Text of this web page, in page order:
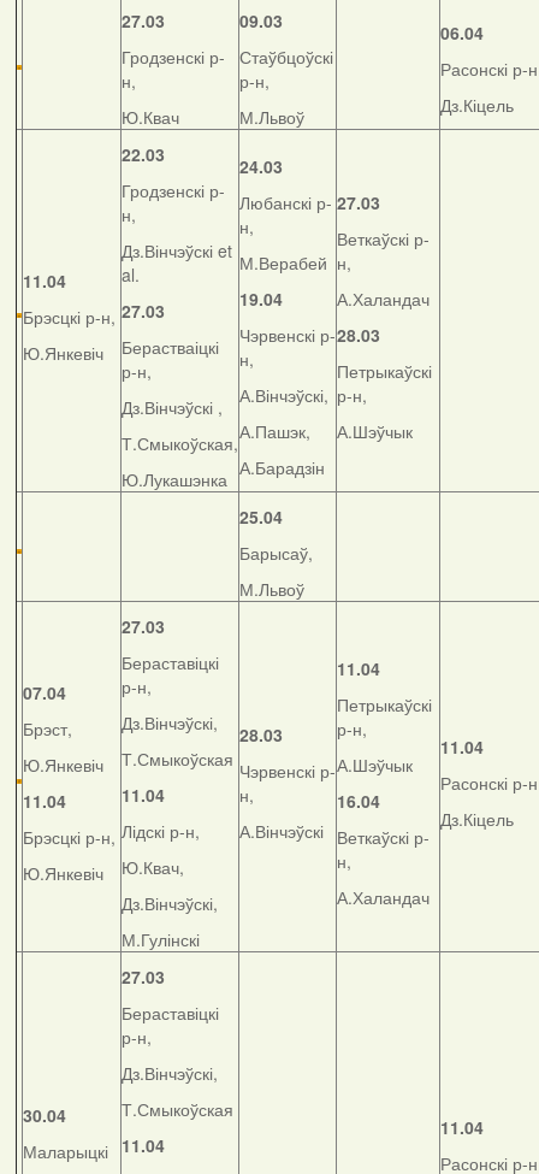
27.03
Гродзенскі р-
н,
Ю.Квач
09.03
Стаўбцоўскі
р-н,
М.Львоў
06.04
Расонскі р-
Дз.Кіцель
11.04
Брэсцкі р-н,
Ю.Янкевіч
22.03
Гродзенскі р-
н,
Дз.Вінчэўскі et
al.
27.03
Берастваіцкі
р-н,
Дз.Вінчэўскі ,
Т.Смыкоўская,
Ю.Лукашэнка
24.03
Любанскі р-
н,
М.Верабей
19.04
Чэрвенскі р-
н,
А.Вінчэўскі,
А.Пашэк,
А.Барадзін
27.03
Веткаўскі р-
н,
А.Халандач
28.03
Петрыкаўскі
р-н,
А.Шэўчык
25.04
Барысаў,
М.Львоў
07.04
Брэст,
Ю.Янкевіч
11.04
Брэсцкі р-н,
Ю.Янкевіч
27.03
Бераставіцкі
р-н,
Дз.Вінчэўскі,
Т.Смыкоўская
11.04
Лідскі р-н,
Ю.Квач,
Дз.Вінчэўскі,
М.Гулінскі
28.03
Чэрвенскі р-
н,
А.Вінчэўскі
11.04
Петрыкаўскі
р-н,
А.Шэўчык
16.04
Веткаўскі р-
н,
А.Халандач
11.04
Расонскі р-
Дз.Кіцель
30.04
Маларыцкі
27.03
Бераставіцкі
р-н,
Дз.Вінчэўскі,
Т.Смыкоўская
11.04
11.04
Расонскі р-